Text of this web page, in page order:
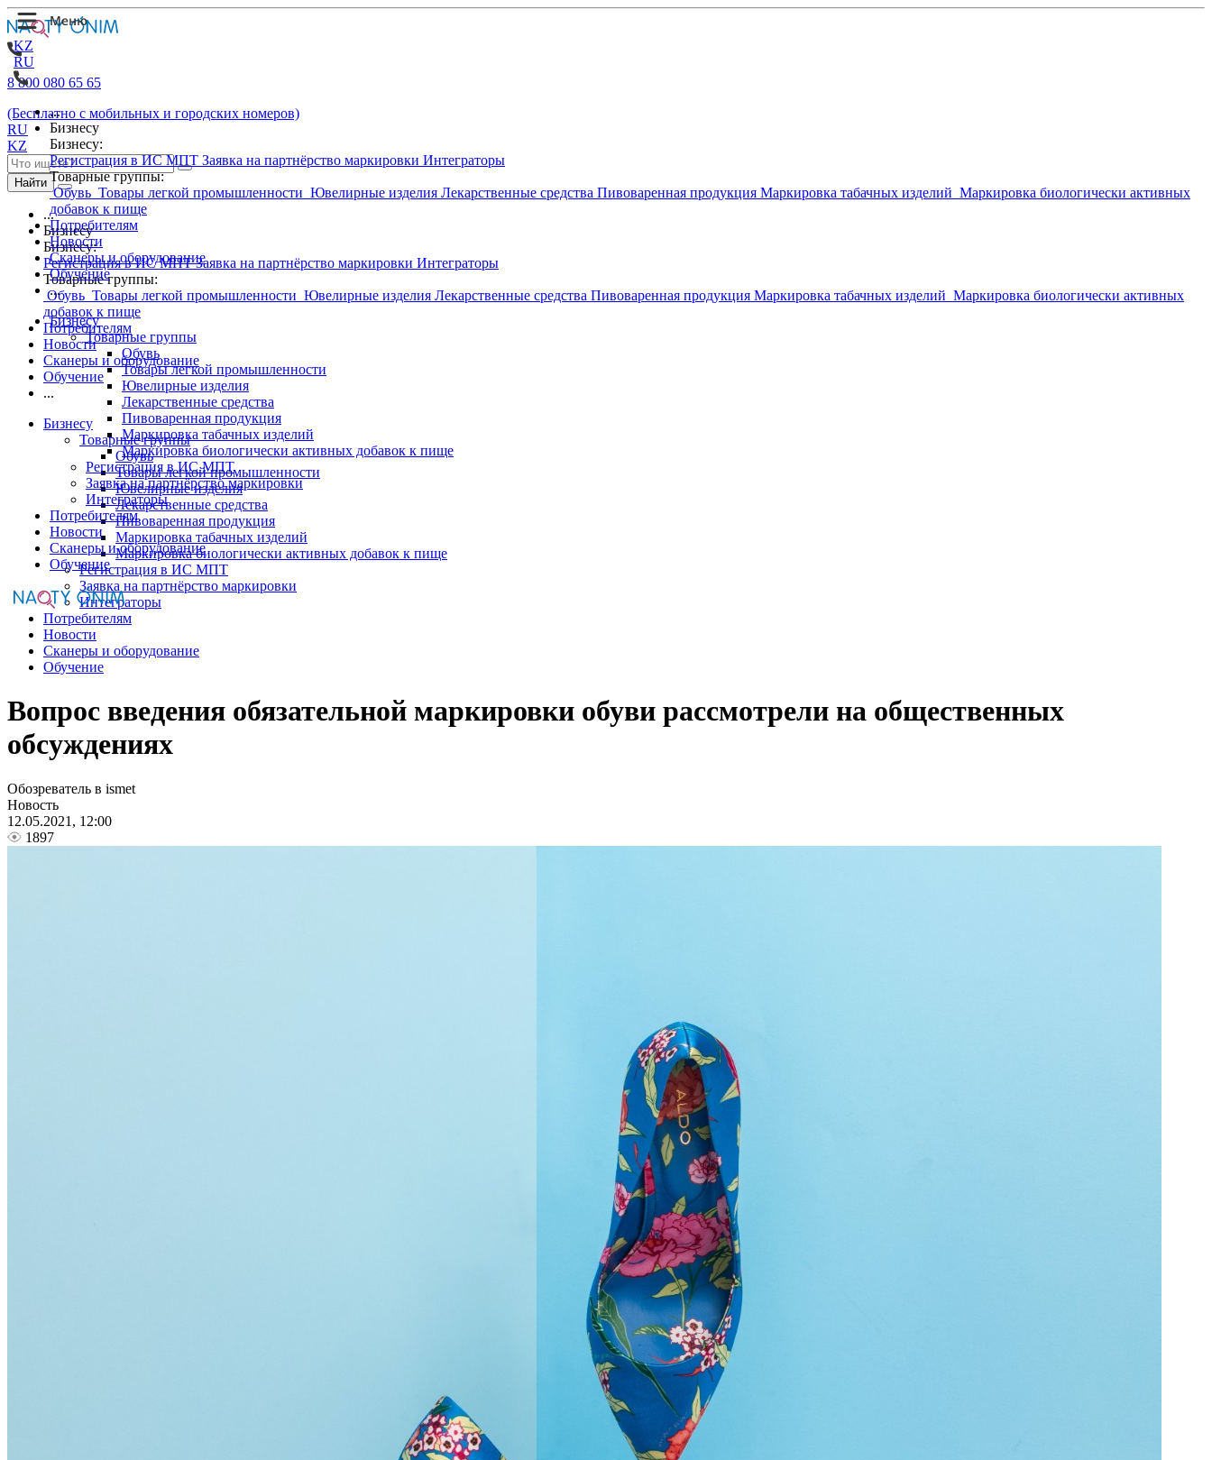
KZ
RU
...
Бизнесу
Бизнесу:
Регистрация в ИС МПТ Заявка на партнёрство маркировки Интеграторы
Товарные группы:
Обувь Товары легкой промышленности Ювелирные изделия Лекарственные средства Пивоваренная продукция Маркировка табачных изделий Маркировка биологически активных
добавок к пище
Потребителям
Новости
Сканеры и оборудование
Обучение
...
Бизнесу
Товарные группы
Обувь
Товары легкой промышленности
Ювелирные изделия
Лекарственные средства
Пивоваренная продукция
Маркировка табачных изделий
Маркировка биологически активных добавок к пище
Регистрация в ИС МПТ
Заявка на партнёрство маркировки
Интеграторы
Потребителям
Новости
Сканеры и оборудование
Обучение
8 800 080 65 65
(Бесплатно с мобильных и городских номеров)
RU
KZ
Найти
...
Бизнесу
Бизнесу:
Регистрация в ИС МПТЗаявка на партнёрство маркировки Интеграторы
Товарные группы:
Обувь Товары легкой промышленности Ювелирные изделия Лекарственные средства Пивоваренная продукция Маркировка табачных изделий Маркировка биологически активных
добавок к пище
Потребителям
Новости
Сканеры и оборудование
Обучение
...
Бизнесу
Товарные группы
Обувь
Товары легкой промышленности
Ювелирные изделия
Лекарственные средства
Пивоваренная продукция
Маркировка табачных изделий
Маркировка биологически активных добавок к пище
Регистрация в ИС МПТ
Заявка на партнёрство маркировки
Интеграторы
Потребителям
Новости
Сканеры и оборудование
Обучение
Вопрос введения обязательной маркировки обуви рассмотрели на общественных
обсуждениях
Обозреватель в ismet
Новость
12.05.2021, 12:00
1897